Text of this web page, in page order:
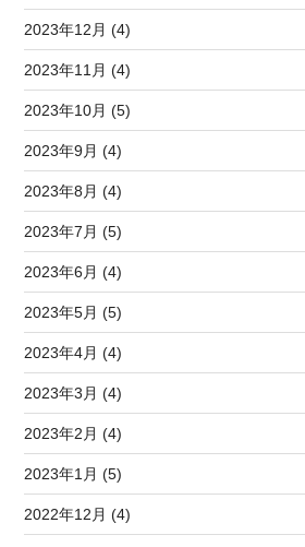
2023年12月 (4)
2023年11月 (4)
2023年10月 (5)
2023年9月 (4)
2023年8月 (4)
2023年7月 (5)
2023年6月 (4)
2023年5月 (5)
2023年4月 (4)
2023年3月 (4)
2023年2月 (4)
2023年1月 (5)
2022年12月 (4)